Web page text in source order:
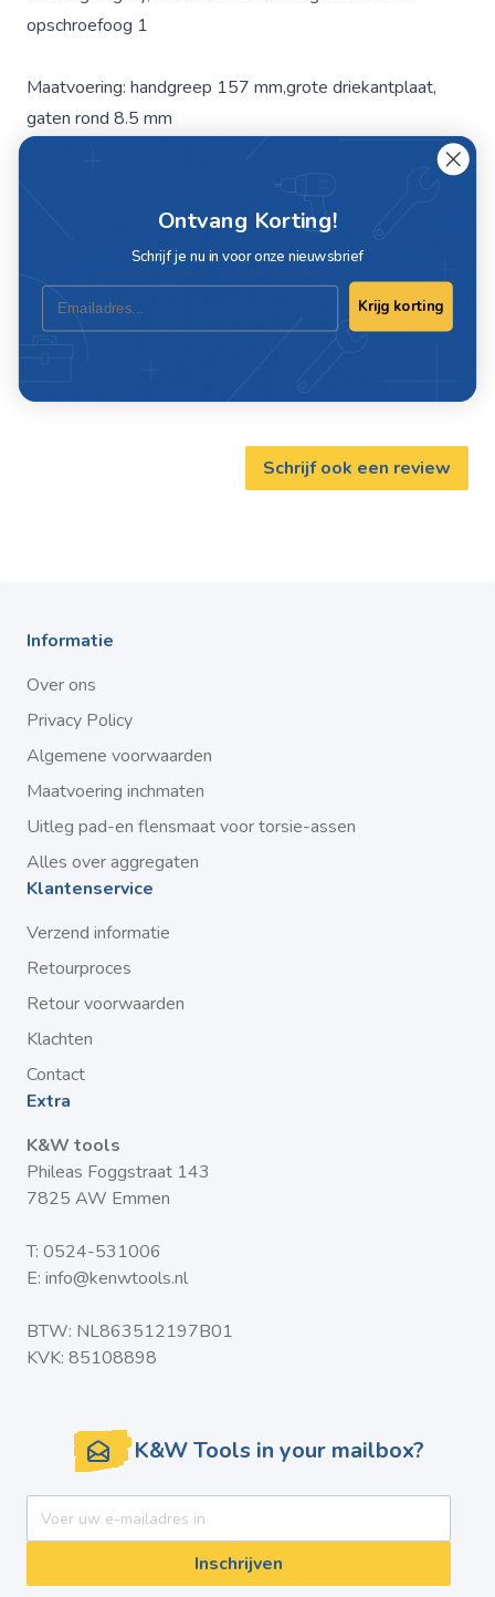
opschroefoog 1
Maatvoering: handgreep 157 mm,grote driekantplaat,
gaten rond 8.5 mm
Artikelnummer 19022
Materiaal Staal verzinkt
Schrijf ook een review
Informatie
Over ons
Privacy Policy
Algemene voorwaarden
Maatvoering inchmaten
Uitleg pad-en flensmaat voor torsie-assen
Alles over aggregaten
Klantenservice
Verzend informatie
Retourproces
Retour voorwaarden
Klachten
Contact
Extra
K&W tools
Phileas Foggstraat 143
7825 AW Emmen
T: 0524-531006
E: info@kenwtools.nl
BTW: NL863512197B01
KVK: 85108898
K&W Tools in your mailbox?
Inschrijven
Ontvang Korting!
Schrijf je nu in voor onze nieuwsbrief
Email
Krijg korting